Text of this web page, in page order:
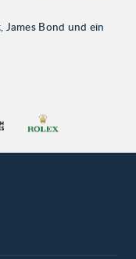
James Bond und ein